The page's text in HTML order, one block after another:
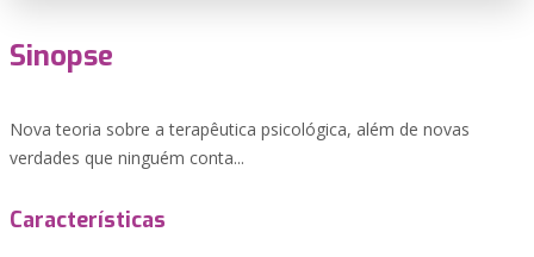
Sinopse
Nova teoria sobre a terapêutica psicológica, além de novas
verdades que ninguém conta...
Características